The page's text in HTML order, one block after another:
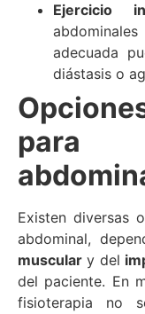
Ejercicio
adecuada
diástasis o
para
Existen diversas
abdominal,
muscular y del
del paciente. En
fisioterapia no